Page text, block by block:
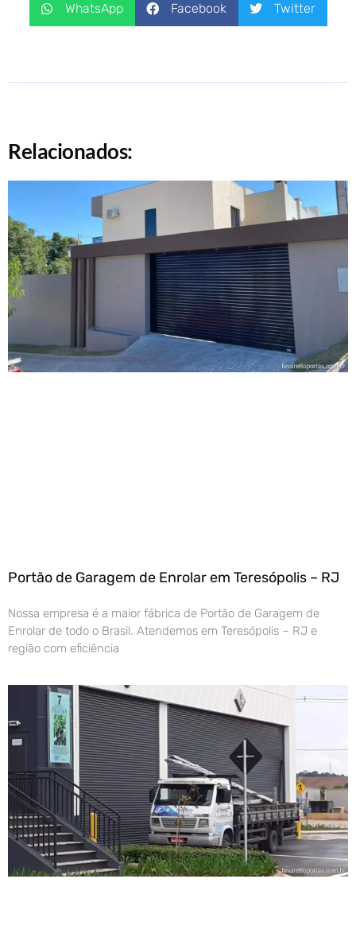
WhatsApp Facebook Twitter
Relacionados:
Portão de Garagem de Enrolar em Teresópolis – RJ
Nossa empresa é a maior fábrica de Portão de Garagem de
Enrolar de todo o Brasil. Atendemos em Teresópolis – RJ e
região com eficiência